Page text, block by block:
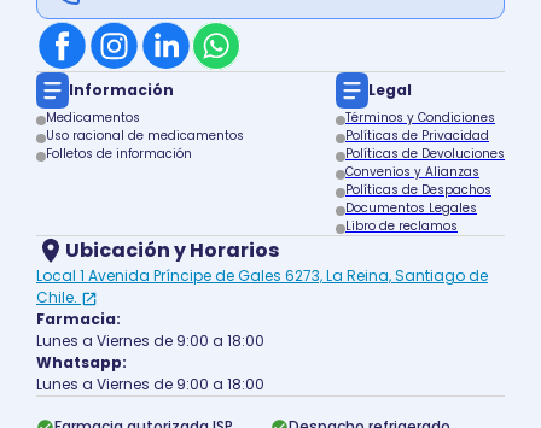
Información
Medicamentos
Uso racional de medicamentos
Folletos de información
Legal
Términos y Condiciones
Políticas de Privacidad
Políticas de Devoluciones
Convenios y Alianzas
Políticas de Despachos
Documentos Legales
Libro de reclamos
Ubicación y Horarios
Local 1 Avenida Príncipe de Gales 6273, La Reina, Santiago de
Chile.
Farmacia:
Lunes a Viernes de 9:00 a 18:00
Whatsapp:
Lunes a Viernes de 9:00 a 18:00